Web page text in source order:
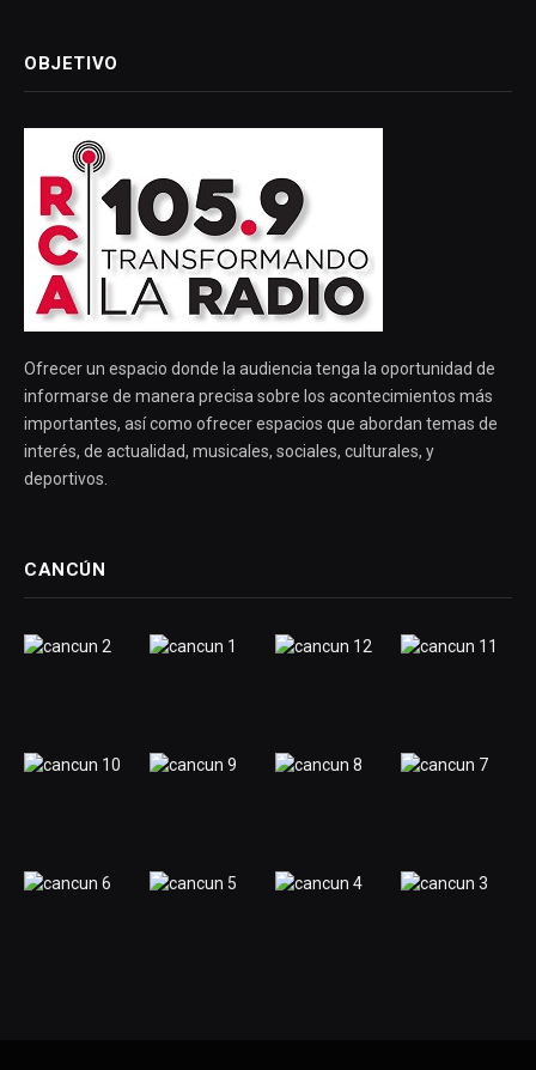
OBJETIVO
Ofrecer un espacio donde la audiencia tenga la oportunidad de
informarse de manera precisa sobre los acontecimientos más
importantes, así como ofrecer espacios que abordan temas de
interés, de actualidad, musicales, sociales, culturales, y
deportivos.
CANCÚN